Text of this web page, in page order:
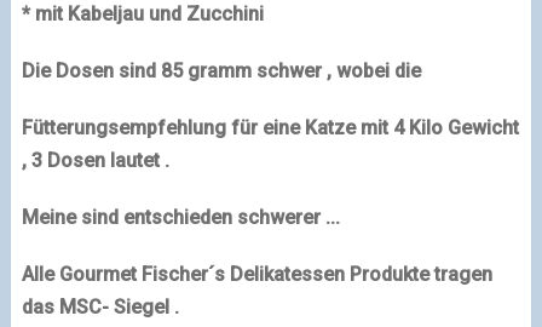
* mit Kabeljau und Zucchini
Die Dosen sind 85 gramm schwer , wobei die
Fütterungsempfehlung für eine Katze mit 4 Kilo Gewicht
, 3 Dosen lautet .
Meine sind entschieden schwerer ...
Alle Gourmet Fischer´s Delikatessen Produkte tragen
das MSC- Siegel .